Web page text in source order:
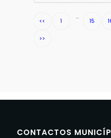
<< 1
…
15
>>
CONTACTOS